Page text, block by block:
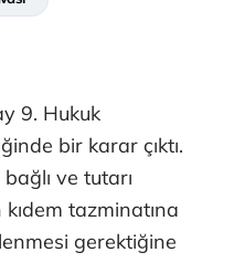
9. Hukuk
bir karar çıktı.
ve tutarı
tazminatına
gerektiğine